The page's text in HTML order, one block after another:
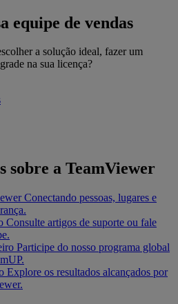
equipe de vendas
a solução ideal, fazer um
na sua licença?
sobre a TeamViewer
Conectando pessoas, lugares e
Consulte artigos de suporte ou fale
Participe do nosso programa global
Explore os resultados alcançados por